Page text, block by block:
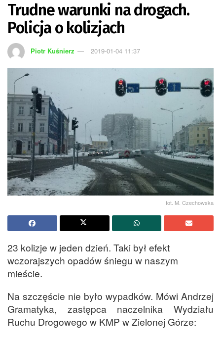
Trudne warunki na drogach.
Policja o kolizjach
Piotr Kuśnierz 2019-01-04 11:37
fot. M. Czechowska
23 kolizje w jeden dzień. Taki był efekt
wczorajszych opadów śniegu w naszym
mieście.
Na szczęście nie było wypadków. Mówi Andrzej
Gramatyka, zastępca naczelnika Wydziału
Ruchu Drogowego w KMP w Zielonej Górze: